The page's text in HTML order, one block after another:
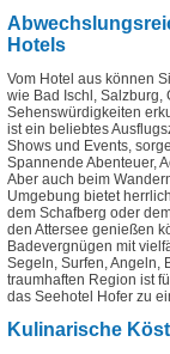
Hotels
Vom Hotel aus können
wie Bad Ischl,
Sehenswürdigkeiten
ist ein beliebtes
Shows und Events,
Spannende Abenteuer,
Aber auch beim
Umgebung bietet
dem Schafberg oder
den Attersee genießen
Badevergnügen mit
Segeln, Surfen, Angeln,
traumhaften Region ist
das Seehotel Hofer zu
Kulinarische